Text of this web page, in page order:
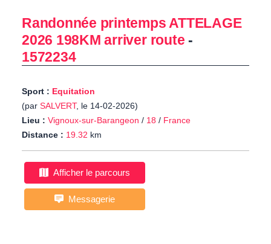
Randonnée printemps ATTELAGE
2026 198KM arriver route -
1572234
Sport : Equitation
(par SALVERT, le 14-02-2026)
Lieu : Vignoux-sur-Barangeon / 18 / France
Distance : 19.32 km
Afficher le parcours
Messagerie